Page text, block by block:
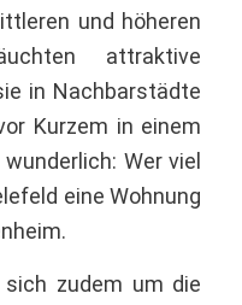
und höheren
attraktive
in Nachbarstädte
Kurzem in einem
Wer viel
eine Wohnung
sich zudem um die